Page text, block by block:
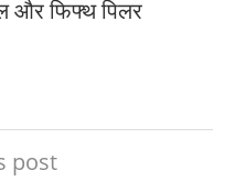
और फिफ्थ पिलर
post